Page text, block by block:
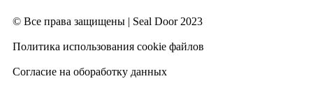
© Все права защищены | Seal Door 2023
Политика использования cookie файлов
Согласие на обоработку данных